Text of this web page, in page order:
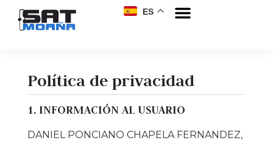
ES
Política de privacidad
1. INFORMACIÓN AL USUARIO
DANIEL PONCIANO CHAPELA FERNANDEZ,